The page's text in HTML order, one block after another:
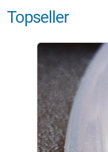
Topseller